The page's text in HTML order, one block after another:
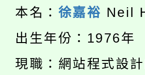
程，歡迎學
心理、諮商
系所師生報名
縣市「校園
門員」簡章
踴躍報名參加
桃園市115學
要點
「桃園市補
展演活動實施
115年度「教
本名： 徐嘉裕 Neil
出生年份：1976年
現職：網站程式設